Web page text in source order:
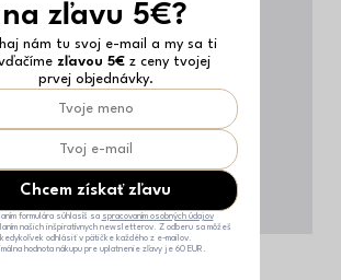
na zľavu 5€?
nám tu svoj e-mail a my sa ti
zľavou 5€ z ceny tvojej
prvej objednávky.
Chcem získať zľavu
formulára súhlasíš sa spracovaním osobných údajov
našich inšpiratívnych newsletterov. Z odberu sa môžeš
kedykoľvek odhlásiť v pätičke každého z e-mailov.
hodnota nákupu pre uplatnenie zľavy je 60 EUR.